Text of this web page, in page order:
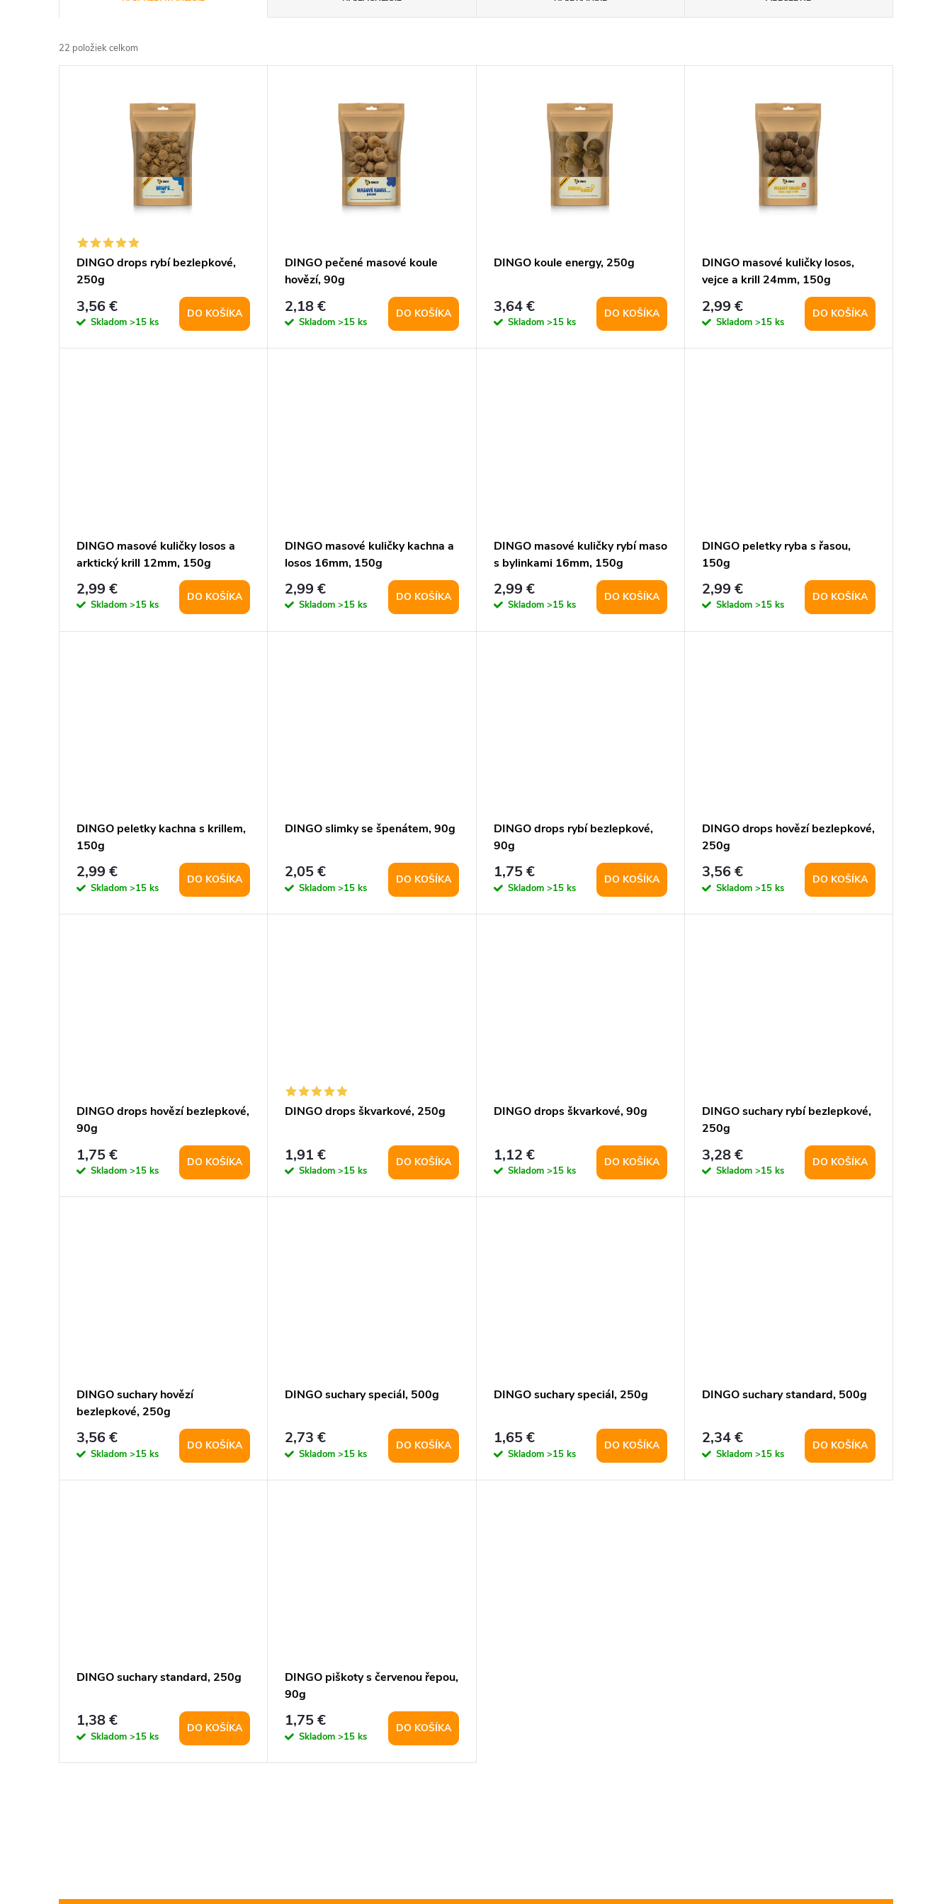
a
d
d
22 položiek celkom
DINGO drops rybí bezlepkové,
250g
3,56 €
Skladom >15 ks
DO KOŠÍKA
DINGO pečené masové koule
hovězí, 90g
2,18 €
Skladom>15 ks
DO KOŠÍKA
DINGO koule energy, 250g
3,64 €
Skladom >15 ks
DO KOŠÍKA
DINGO masové kuličky losos,
vejce a krill 24mm, 150g
2,99 €
Skladom >15 ks
DO KOŠÍKA
DINGO masové kuličky losos a
arktický krill 12mm, 150g
2,99 €
Skladom >15 ks
DO KOŠÍKA
DINGO masové kuličky kachna a
losos 16mm, 150g
2,99 €
Skladom>15 ks
DO KOŠÍKA
DINGO masové kuličky rybí maso
s bylinkami 16mm, 150g
2,99 €
Skladom >15 ks
DO KOŠÍKA
DINGO peletky ryba s řasou,
150g
2,99 €
Skladom >15 ks
DO KOŠÍKA
DINGO peletky kachna s krillem,
150g
2,99 €
Skladom >15 ks
DO KOŠÍKA
DINGO slimky se špenátem, 90g
2,05 €
Skladom>15 ks
DO KOŠÍKA
DINGO drops rybí bezlepkové,
90g
1,75 €
Skladom >15 ks
DO KOŠÍKA
DINGO drops hovězí bezlepkové,
250g
3,56 €
Skladom >15 ks
DO KOŠÍKA
DINGO drops hovězí bezlepkové,
90g
1,75 €
Skladom >15 ks
DO KOŠÍKA
DINGO drops škvarkové, 250g
1,91 €
Skladom>15 ks
DO KOŠÍKA
DINGO drops škvarkové, 90g
1,12 €
Skladom >15 ks
DO KOŠÍKA
DINGO suchary rybí bezlepkové,
250g
3,28 €
Skladom >15 ks
DO KOŠÍKA
DINGO suchary hovězí
bezlepkové, 250g
3,56 €
Skladom >15 ks
DO KOŠÍKA
DINGO suchary speciál, 500g
2,73 €
Skladom>15 ks
DO KOŠÍKA
DINGO suchary speciál, 250g
1,65 €
Skladom >15 ks
DO KOŠÍKA
DINGO suchary standard, 500g
2,34 €
Skladom >15 ks
DO KOŠÍKA
DINGO suchary standard, 250g
1,38 €
Skladom >15 ks
DO KOŠÍKA
DINGO piškoty s červenou řepou,
90g
1,75 €
Skladom>15 ks
DO KOŠÍKA